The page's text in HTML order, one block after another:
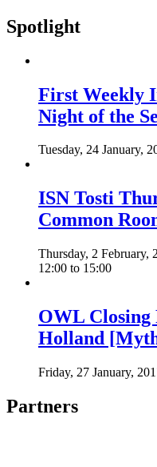
Spotlight
First Weekly
Night of the
Tuesday, 24 January,
ISN Tosti
Common
Thursday, 2 February,
12:00 to 15:00
OWL Closing
Holland
Friday, 27 January,
Partners